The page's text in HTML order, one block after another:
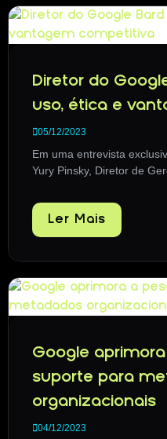
Diretor do
uso, ética e
05/12/2023
Em uma entrevista
Yury Pinsky, Diretor de
Ler Mais
Google
suporte para
organizacionais
04/12/2023